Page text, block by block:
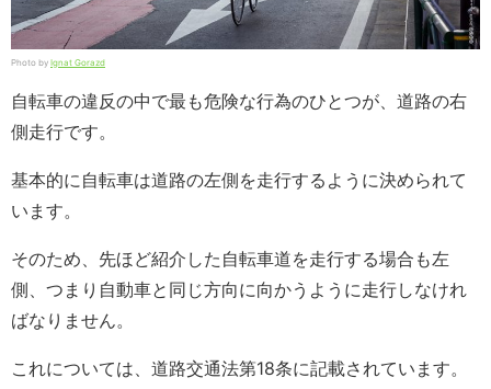
Photo by Ignat Gorazd
自転車の違反の中で最も危険な行為のひとつが、道路の右
側走行です。
基本的に自転車は道路の左側を走行するように決められて
います。
そのため、先ほど紹介した自転車道を走行する場合も左
側、つまり自動車と同じ方向に向かうように走行しなけれ
ばなりません。
これについては、道路交通法第18条に記載されています。